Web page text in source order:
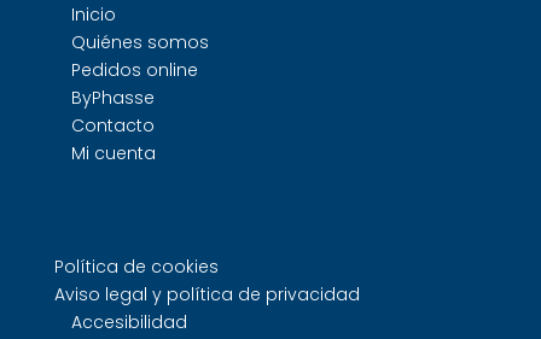
Inicio
Quiénes somos
Pedidos online
ByPhasse
Contacto
Mi cuenta
Política de cookies
Aviso legal y política de privacidad
Accesibilidad